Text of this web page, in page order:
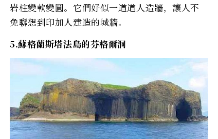
岩柱變軟變圓。它們好似一道道人造牆，讓人不
免聯想到印加人建造的城牆。
5.蘇格蘭斯塔法島的芬格爾洞